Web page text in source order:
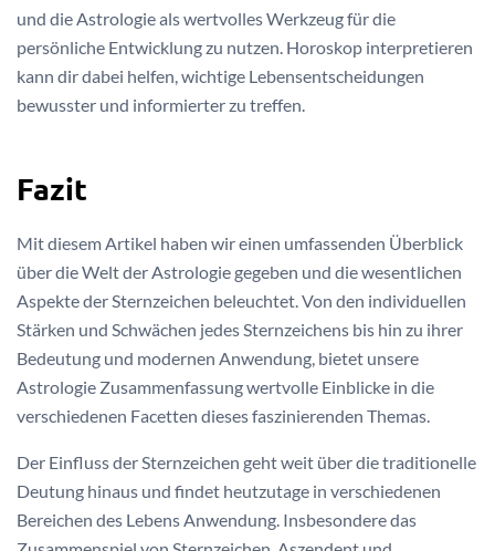
und die Astrologie als wertvolles Werkzeug für die
persönliche Entwicklung zu nutzen. Horoskop interpretieren
kann dir dabei helfen, wichtige Lebensentscheidungen
bewusster und informierter zu treffen.
Fazit
Mit diesem Artikel haben wir einen umfassenden Überblick
über die Welt der Astrologie gegeben und die wesentlichen
Aspekte der Sternzeichen beleuchtet. Von den individuellen
Stärken und Schwächen jedes Sternzeichens bis hin zu ihrer
Bedeutung und modernen Anwendung, bietet unsere
Astrologie Zusammenfassung wertvolle Einblicke in die
verschiedenen Facetten dieses faszinierenden Themas.
Der Einfluss der Sternzeichen geht weit über die traditionelle
Deutung hinaus und findet heutzutage in verschiedenen
Bereichen des Lebens Anwendung. Insbesondere das